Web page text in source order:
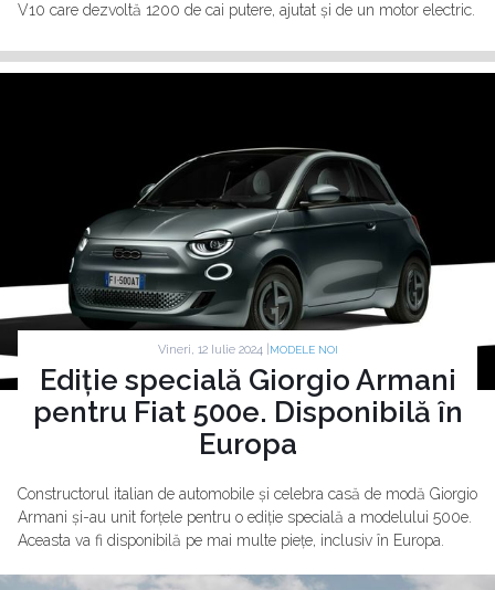
V10 care dezvoltă 1200 de cai putere, ajutat și de un motor electric.
Vineri, 12 Iulie 2024 | MODELE NOI
Ediție specială Giorgio Armani
pentru Fiat 500e. Disponibilă în
Europa
Constructorul italian de automobile și celebra casă de modă Giorgio
Armani și-au unit forțele pentru o ediție specială a modelului 500e.
Aceasta va fi disponibilă pe mai multe piețe, inclusiv în Europa.